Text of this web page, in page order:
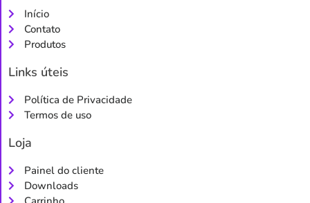
Início
Contato
Produtos
Links úteis
Política de Privacidade
Termos de uso
Loja
Painel do cliente
Downloads